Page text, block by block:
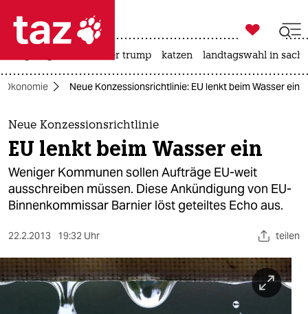
 taz zahl ich
taz zahl ich
themen
politik
öko
sport

taz zahl ich
usa unter trump katzen landtagswahl in
Ökonomie Neue Konzessionsrichtlinie: EU lenkt beim Wasser ein
Neue Konzessionsrichtlinie
EU lenkt beim Wasser ein
Weniger Kommunen sollen Aufträge EU-weit
ausschreiben müssen. Diese Ankündigung von EU-
Binnenkommissar Barnier löst geteiltes Echo aus.
22.2.2013 19:32 Uhr teilen